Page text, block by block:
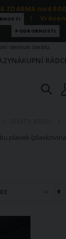
ZDARMA nad
|
PODROBNOSTI
centrum textilu.
NÁKUPNÍ
plavek
Záclona sablé STELLARA 5344/10, žíhaná, vzor pršíčko, s olůvkem, bílá (více výšek, v metráži)